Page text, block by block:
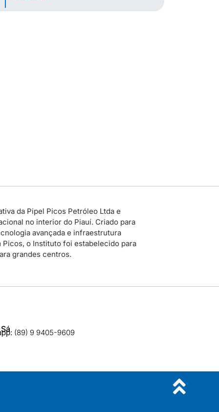
da Pipel Picos Petróleo Ltda e
no interior do Piauí. Criado para
avançada e infraestrutura
Picos, o Instituto foi estabelecido para
grandes centros.
(89) 9 9405-9609